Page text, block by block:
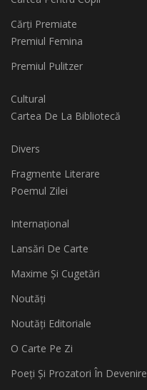
Cărți Premiate
Premiul Femina
Premiul Pulitzer
Cultural
Cartea De La Bibliotecă
Divers
Fragmente Literare
Poemul Zilei
Internațional
Lansări De Carte
Maxime Și Cugetări
Noutăți
Noutăți Editoriale
O Carte Pe Zi
Poeți Și Prozatori În Devenire